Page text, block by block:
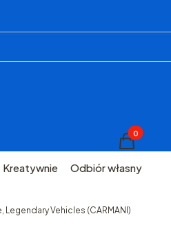
Produkty
Koszyk
Kreatywnie Odbiór własny
Vehicles (CARMANI)